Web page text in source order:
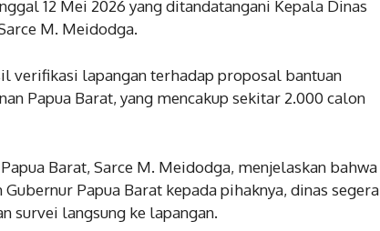
12 Mei 2026 yang ditandatangani Kepala Dinas
M. Meidodga.
verifikasi lapangan terhadap proposal bantuan
Papua Barat, yang mencakup sekitar 2.000 calon
Barat, Sarce M. Meidodga, menjelaskan bahwa
Papua Barat kepada pihaknya, dinas segera
survei langsung ke lapangan.